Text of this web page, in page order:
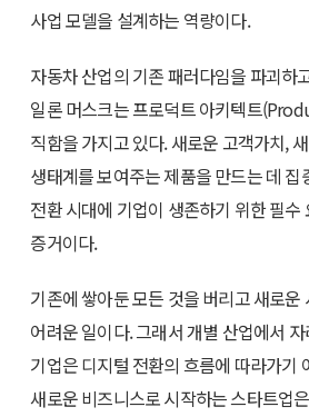
사업 모델을 설계하는 역량이다.
자동차 산업의 기존 패러다임을 파괴하
일론 머스크는 프로덕트 아키텍트
직함을 가지고 있다. 새로운 고객가치,
생태계를 보여주는 제품을 만드는 데 집
전환 시대에 기업이 생존하기 위한 필수
증거이다.
기존에 쌓아둔 모든 것을 버리고 새로운
어려운 일이다. 그래서 개별 산업에서
기업은 디지털 전환의 흐름에 따라가기
새로운 비즈니스로 시작하는 스타트업